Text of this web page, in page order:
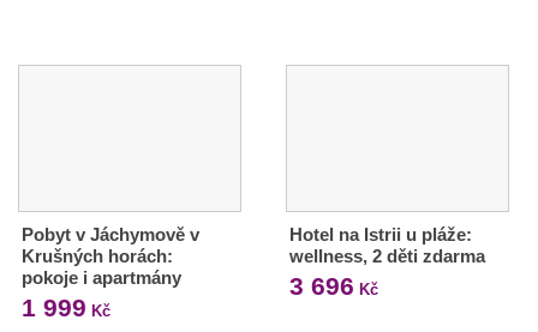
Pobyt v Jáchymově v
Krušných horách:
pokoje i apartmány
1 999 Kč
Hotel na Istrii u pláže:
wellness, 2 děti zdarma
3 696 Kč